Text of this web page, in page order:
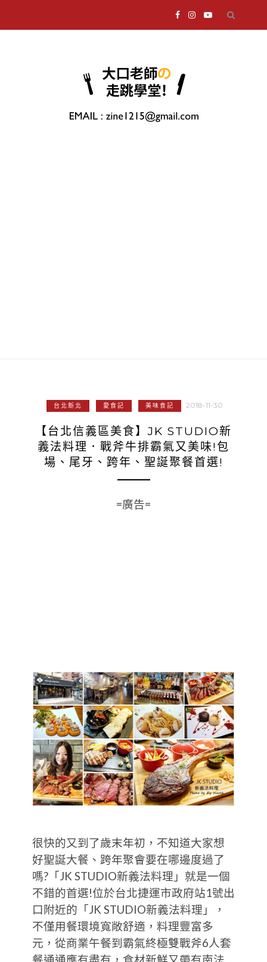
台北新北 愛食記 美味食記 2018-11-30
【台北信義區美食】JK STUDIO新
義法料理．戰斧牛排霸氣又美味!包
場、尾牙、跨年、聖誕聚餐首選!
=廣告=
很快的又到了歲末年初，不知道大家想
好聖誕大餐、跨年聚會要在哪邊度過了
嗎?「JK STUDIO新義法料理」就是一個
不錯的首選!位於台北捷運市政府站1號出
口附近的「JK STUDIO新義法料理」，
不僅用餐環境寬敞舒適，料理豐富多
元，從商業午餐到霸氣終極雙戰斧6人套